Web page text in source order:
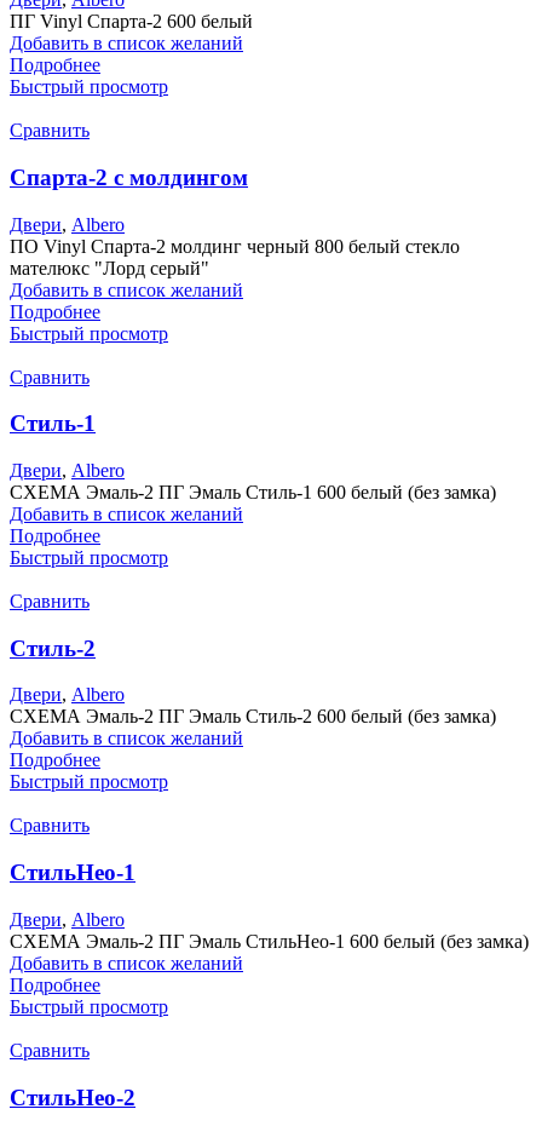
ПГ Vinyl Спарта-2 600 белый
Добавить в список желаний
Подробнее
Быстрый просмотр
Сравнить
Спарта-2 с молдингом
Двери, Albero
ПО Vinyl Спарта-2 молдинг черный 800 белый стекло
мателюкс "Лорд серый"
Добавить в список желаний
Подробнее
Быстрый просмотр
Сравнить
Стиль-1
Двери, Albero
СХЕМА Эмаль-2 ПГ Эмаль Стиль-1 600 белый (без замка)
Добавить в список желаний
Подробнее
Быстрый просмотр
Сравнить
Стиль-2
Двери, Albero
СХЕМА Эмаль-2 ПГ Эмаль Стиль-2 600 белый (без замка)
Добавить в список желаний
Подробнее
Быстрый просмотр
Сравнить
СтильНео-1
Двери, Albero
СХЕМА Эмаль-2 ПГ Эмаль СтильНео-1 600 белый (без замка)
Добавить в список желаний
Подробнее
Быстрый просмотр
Сравнить
СтильНео-2